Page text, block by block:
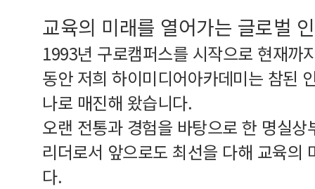
교육의 미래를 열어가는 글로벌
1993년 구로캠퍼스를 시작으로 현재까
동안 저희 하이미디어아카데미는 참된
나로 매진해 왔습니다.
오랜 전통과 경험을 바탕으로 한 명실
리더로서 앞으로도 최선을 다해 교육의
다.